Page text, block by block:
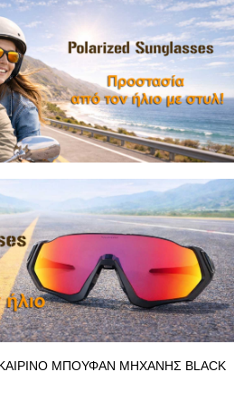
ΜΠΟΥΦΑΝ ΜΗΧΑΝΗΣ BLACK